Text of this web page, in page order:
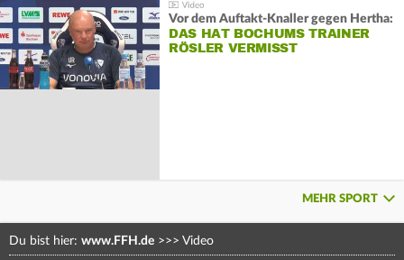
Vor dem Auftakt-Knaller gegen Hertha:
DAS HAT BOCHUMS TRAINER
RÖSLER VERMISST
MEHR SPORT
Du bist hier: www.FFH.de >>> Video